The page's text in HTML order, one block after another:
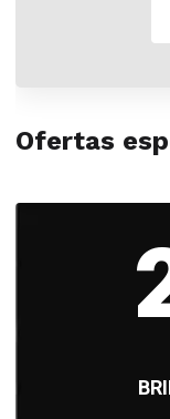
Ofertas